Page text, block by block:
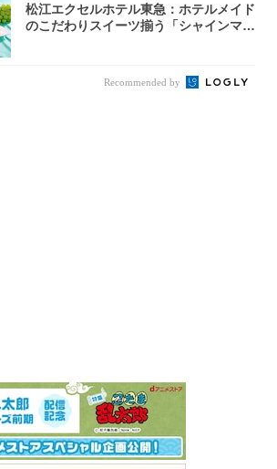
松江エクセルホテル東急：ホテルメイド
のこだわりスイーツ揃う「シャインマス
Recommended by